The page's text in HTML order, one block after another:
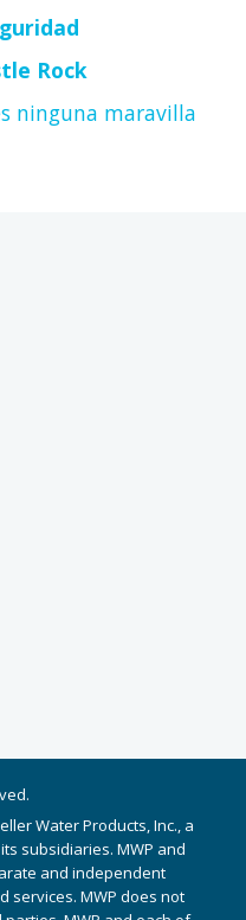
Rock
ninguna maravilla
Water Products, Inc., a
subsidiaries. MWP and
and independent
services. MWP does not